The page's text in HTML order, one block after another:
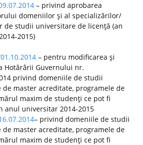
– privind aprobarea
domeniilor şi al specializărilor/
de studii universitare de licenţă (an
2015)
– pentru modificarea şi
Hotărârii Guvernului nr.
privind domeniile de studii
de master acreditate, programele de
maxim de studenţi ce pot fi
anul universitar 2014-2015
– privind domeniile de studii
de master acreditate, programele de
maxim de studenţi ce pot fi